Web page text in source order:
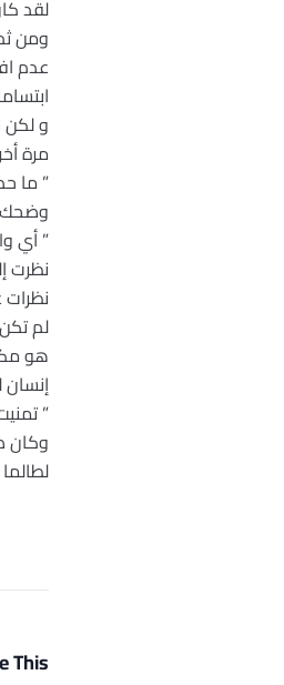
لقد
ومن
عدم
و لكن
مرة
” ما
وضحك
” أي
نظرت
لم
هو
إنسان
”
وكان
This: